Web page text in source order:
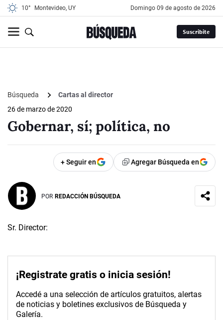
10° Montevideo, UY domingo 09 de agosto de 2026
Suscribite
Búsqueda
Cartas al director
26 de marzo de 2020
Gobernar, sí; política, no
+ Seguir en Agregar Búsqueda en
POR REDACCIÓN BÚSQUEDA
Sr. Director:
¡Registrate gratis o inicia sesión!
Accedé a una selección de artículos gratuitos, alertas
de noticias y boletines exclusivos de Búsqueda y
Galería.